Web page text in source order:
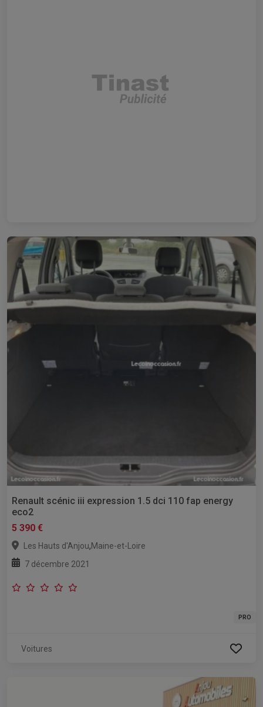
Renault scénic iii expression 1.5 dci 110 fap energy
eco2
5 390 €
Les Hauts d'Anjou,Maine-et-Loire
7 décembre 2021
PRO
Voitures